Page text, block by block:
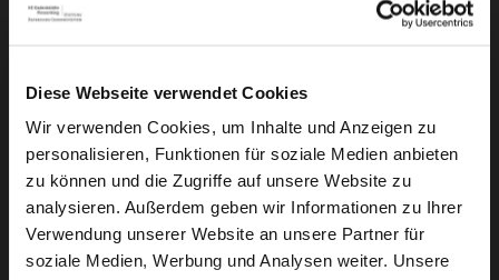
Diese Webseite verwendet Cookies
Wir verwenden Cookies, um Inhalte und Anzeigen zu
personalisieren, Funktionen für soziale Medien anbieten
zu können und die Zugriffe auf unsere Website zu
analysieren. Außerdem geben wir Informationen zu Ihrer
Verwendung unserer Website an unsere Partner für
soziale Medien, Werbung und Analysen weiter. Unsere
Krematoriumskommandos müssen die
beseitigen. Häftlingsschreiber streichen die
Namen aus Listen.
In gezielten Aktionen ermordet die SS
polnische Gefangene, ausländische
Zwangsarbeiter, sowjetische
Kriegsgefangene und kranke, alte oder
Flossenbürg ab 1942 zur Zentrale eines weit
80 Außenlager erstrecken sich von
Würzburg bis Prag und vom nördlichen
Sachsen bis nach Niederbayern. In 27
Außenlagern befinden sich weibliche
Häftlinge. Die Arbeitsbedingungen und
Überlebenschancen der Häftlinge